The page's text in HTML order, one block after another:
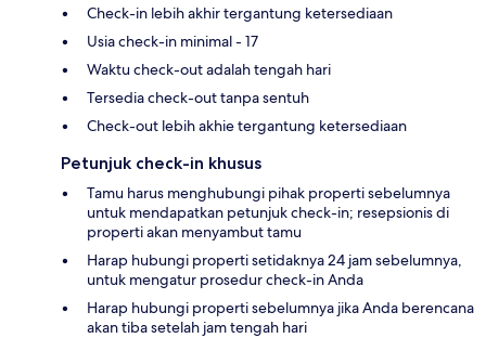
Check-in lebih akhir tergantung ketersediaan
Usia check-in minimal - 17
Waktu check-out adalah tengah hari
Tersedia check-out tanpa sentuh
Check-out lebih akhie tergantung ketersediaan
Petunjuk check-in khusus
Tamu harus menghubungi pihak properti sebelumnya
untuk mendapatkan petunjuk check-in; resepsionis di
properti akan menyambut tamu
Harap hubungi properti setidaknya 24 jam sebelumnya,
untuk mengatur prosedur check-in Anda
Harap hubungi properti sebelumnya jika Anda berencana
akan tiba setelah jam tengah hari